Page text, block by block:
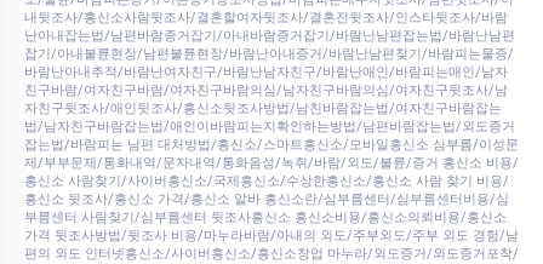
내뒷조사/흥신소사람뒷조사/결혼할여자뒷조사/결혼전뒷조사/인스타뒷조사/바람
난아내잡는법/남편바람증거잡기/아내바람증거잡기/바람난남편잡는법/바람난남편
잡기/아내불륜현장/남편불륜현장/바람난아내증거/바람난남편찾기/바람피는물증/
바람난아내추적/바람난여자친구/바람난남자친구/바람난애인/바람피는애인/남자
친구바람/여자친구바람/여자친구바람의심/남자친구바람의심/여자친구뒷조사/남
자친구뒷조사/애인뒷조사/흥신소뒷조사방법/남친바람잡는법/여자친구바람잡는
법/남자친구바람잡는법/애인이바람피는지확인하는방법/남편바람잡는법/외도증거
잡는법/바람피는 남편 대처방법/흥신소/스마트흥신소/모바일흥신소 심부름/이성문
제/부부문제/통화내역/문자내역/통화음성/녹취/바람/외도/불륜/증거 흥신소 비용/
흥신소 사람찾기/사이버흥신소/국제흥신소/수상한흥신소/흥신소 사람 찾기 비용/
흥신소 뒷조사/흥신소 가격/흥신소 알바 흥신소란/심부름센터/심부름센터비용/심
부름센터 사람찾기/심부름센터 뒷조사흥신소 흥신소비용/흥신소의뢰비용/흥신소
가격 뒷조사방법/뒷조사 비용/마누라바람/아내의 외도/주부외도/주부 외도 경험/남
편의 외도 인터넷흥신소/사이버흥신소/흥신소창업 마누라/외도증거/외도증거포착/